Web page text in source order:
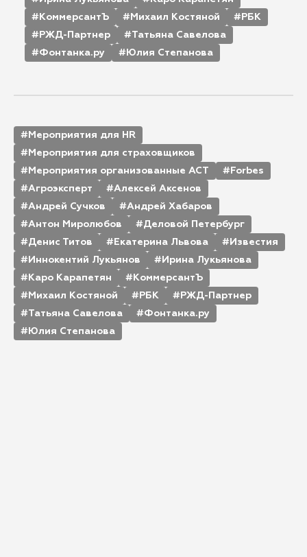
КоммерсантЪ
Михаил Костяной
РБК
РЖД-Партнер
Татьяна Савелова
Фонтанка.ру
Юлия Степанова
Мероприятия для HR
Мероприятия для страховщиков
Мероприятия организованные АСТ
Forbes
Агроэксперт
Алексей Аксенов
Андрей Сучков
Андрей Хабаров
Антон Миролюбов
Деловой Петербург
Денис Титов
Екатерина Львова
Известия
Иннокентий Лукьянов
Ирина Лукьянова
Каро Карапетян
КоммерсантЪ
Михаил Костяной
РБК
РЖД-Партнер
Татьяна Савелова
Фонтанка.ру
Юлия Степанова